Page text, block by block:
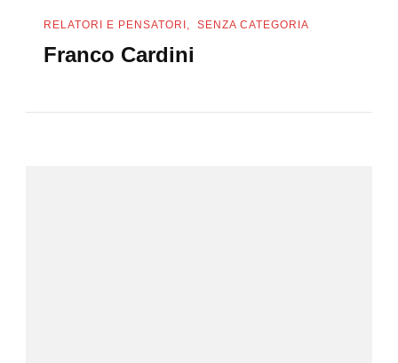
RELATORI E PENSATORI SENZA CATEGORIA
Franco Cardini